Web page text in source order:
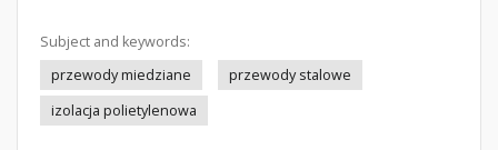
Subject and keywords:
przewody miedziane
przewody stalowe
izolacja polietylenowa